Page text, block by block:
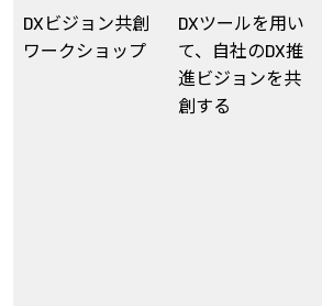
DXビジョン共創
ワークショップ
DXツールを用い
て、自社のDX推
進ビジョンを共
創する